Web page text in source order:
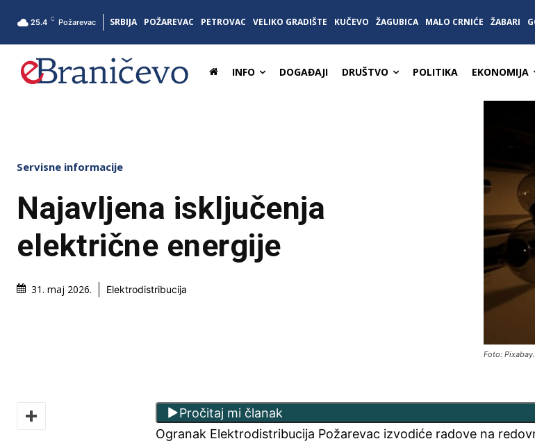
25.4 C Požarevac SRBIJA POŽAREVAC PETROVAC VELIKO GRADIŠTE KUČEVO ŽAGUBICA MALO CRNIĆE ŽABARI
INFO DOGAĐAJI DRUŠTVO POLITIKA EKONOMIJA
Servisne informacije
Najavljena isključenja
električne energije
31. maj 2026. Elektrodistribucija
Foto:
Pročitaj mi članak
Ogranak Elektrodistribucija Požarevac izvodiće radove na